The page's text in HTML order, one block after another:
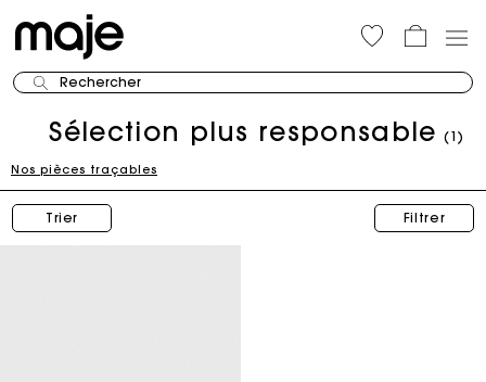
Rechercher
Sélection plus responsable (1)
Nos pièces traçables
Trier Filtrer